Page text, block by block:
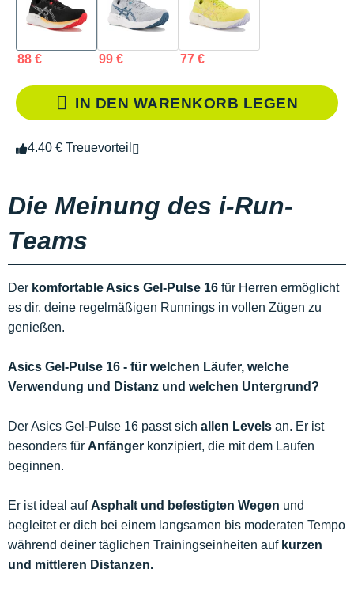
88 € 99 € 77 €
IN DEN WARENKORB LEGEN
4.40 € Treuevorteil
Die Meinung des i-Run-
Teams
Der komfortable Asics Gel-Pulse 16 für Herren ermöglicht
es dir, deine regelmäßigen Runnings in vollen Zügen zu
genießen.
Asics Gel-Pulse 16 - für welchen Läufer, welche
Verwendung und Distanz und welchen Untergrund?
Der Asics Gel-Pulse 16 passt sich allen Levels an. Er ist
besonders für Anfänger konzipiert, die mit dem Laufen
beginnen.
Er ist ideal auf Asphalt und befestigten Wegen und
begleitet er dich bei einem langsamen bis moderaten Tempo
während deiner täglichen Trainingseinheiten auf kurzen
und mittleren Distanzen.